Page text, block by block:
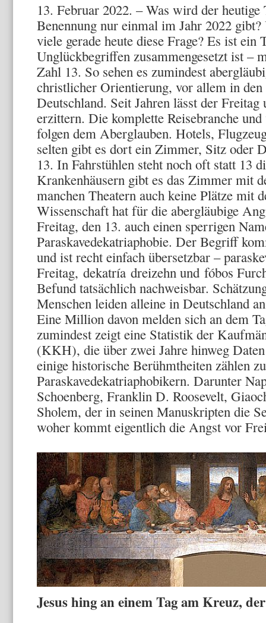
13. Februar 2022. – Was wird der heutige
Benennung nur einmal im Jahr 2022
viele gerade heute diese Frage? Es ist ein
Unglückbegriffen zusammengesetzt ist –
Zahl 13. So sehen es zumindest
christlicher Orientierung, vor allem in
Deutschland. Seit Jahren lässt der
erzittern. Die komplette Reisebranche
folgen dem Aberglauben. Hotels,
selten gibt es dort ein Zimmer, Sitz oder
13. In Fahrstühlen steht noch oft statt 13
Krankenhäusern gibt es das Zimmer mit
manchen Theatern auch keine Plätze mit
Wissenschaft hat für die abergläubige
Freitag, den 13. auch einen sperrigen
Paraskavedekatriaphobie. Der Begriff
und ist recht einfach übersetzbar –
Freitag, dekatría dreizehn und fóbos
Befund tatsächlich nachweisbar.
Menschen leiden alleine in Deutschland
Eine Million davon melden sich an dem
zumindest zeigt eine Statistik der
(KKH), die über zwei Jahre hinweg
einige historische Berühmtheiten zählen
Paraskavedekatriaphobikern. Darunter
Schoenberg, Franklin D. Roosevelt,
Sholem, der in seinen Manuskripten die
woher kommt eigentlich die Angst vor
Jesus hing an einem Tag am Kreuz,